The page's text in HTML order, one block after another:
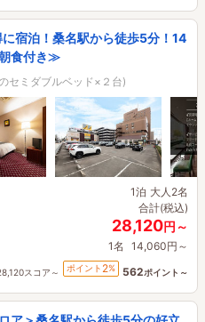
宿泊！桑名駅から徒歩5分！14
食付き≫
セミダブルベッド×２台)
1泊 大人2名
合計(税込)
28,120円～
1名 14,060円～
スコア～ ポイント 2% 562ポイント～